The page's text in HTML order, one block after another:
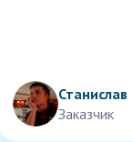
Станислав
Заказчик